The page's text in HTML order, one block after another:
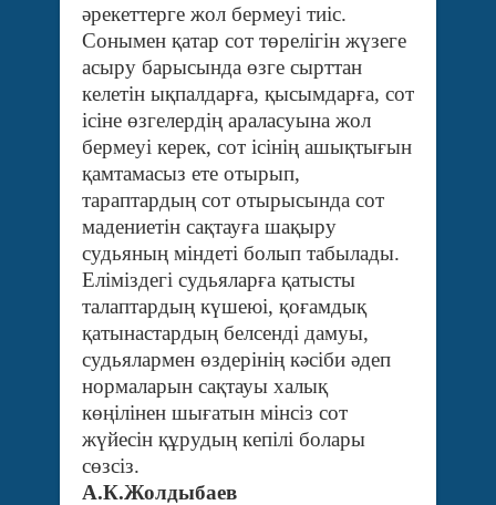
әрекеттерге жол бермеуі тиіс.
Сонымен қатар сот төрелігін жүзеге
асыру барысында өзге сырттан
келетін ықпалдарға, қысымдарға, сот
ісіне өзгелердің араласуына жол
бермеуі керек, сот ісінің ашықтығын
қамтамасыз ете отырып,
тараптардың сот отырысында сот
мадениетін сақтауға шақыру
судьяның міндеті болып табылады.
Еліміздегі судьяларға қатысты
талаптардың күшеюі, қоғамдық
қатынастардың белсенді дамуы,
судьялармен өздерінің кәсіби әдеп
нормаларын сақтауы халық
көңілінен шығатын мінсіз сот
жүйесін құрудың кепілі болары
сөзсіз.